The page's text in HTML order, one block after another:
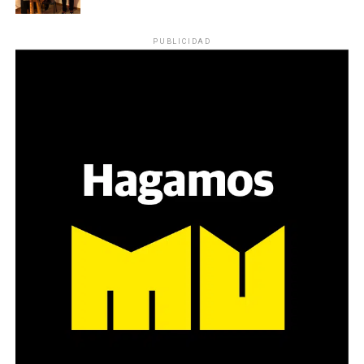
es a través del interrogante, que puedan encarnar la
pregunta», comparte Gonzalo, de 41 años.
PUBLICIDAD